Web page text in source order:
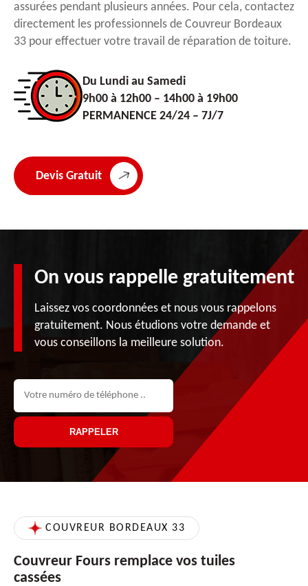
assurées pendant plusieurs années. Pour cela, contactez
directement les professionnels de Couvreur Bordeaux
33 pour effectuer votre travail de réparation de toiture.
Du Lundi au Samedi
9h00 à 12h00 – 14h00 à 19h00
PERMANENCE 24/24 – 7J/7
Devis Gratuit
On vous rappelle gratuitement
Laissez vos coordonnées et nous vous rappelons
gratuitement. Nous étudions votre demande et
vous conseillons la meilleure solution.
COUVREUR BORDEAUX 33
Couvreur Fours remplace vos tuiles
cassées